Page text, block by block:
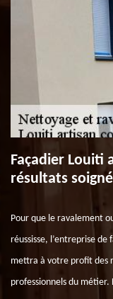
Façadier Louiti
résultats
Pour que le ravalement
réussisse, l’entreprise
mettra à votre profit des
professionnels du métier.